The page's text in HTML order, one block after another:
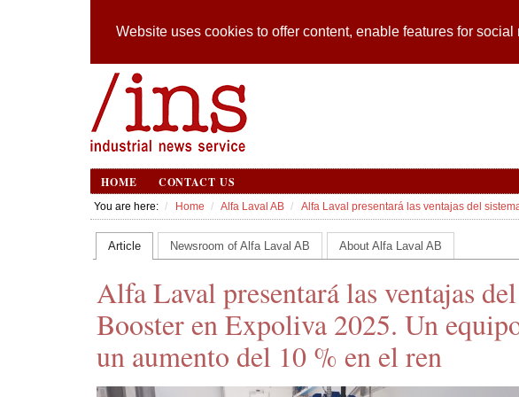
Website uses cookies to offer content, enable features for
HOME CONTACT US
You are here: Home Alfa Laval AB Alfa Laval presentará las ventajas del
Article Newsroom of Alfa Laval AB About Alfa Laval AB
Alfa Laval presentará las ventajas
Booster en Expoliva 2025. Un
un aumento del 10 % en el ren